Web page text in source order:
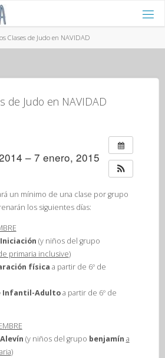
Clases de Judo en NAVIDAD
de Judo en NAVIDAD
– 7 enero, 2015
un mínimo de una clase por grupo
los siguientes días:
Iniciación (y niños del grupo
primaria inclusive)
física a partir de 6º de
Infantil-Adultoa partir de 6º de
Alevín (y niños del grupo benjamín a
)